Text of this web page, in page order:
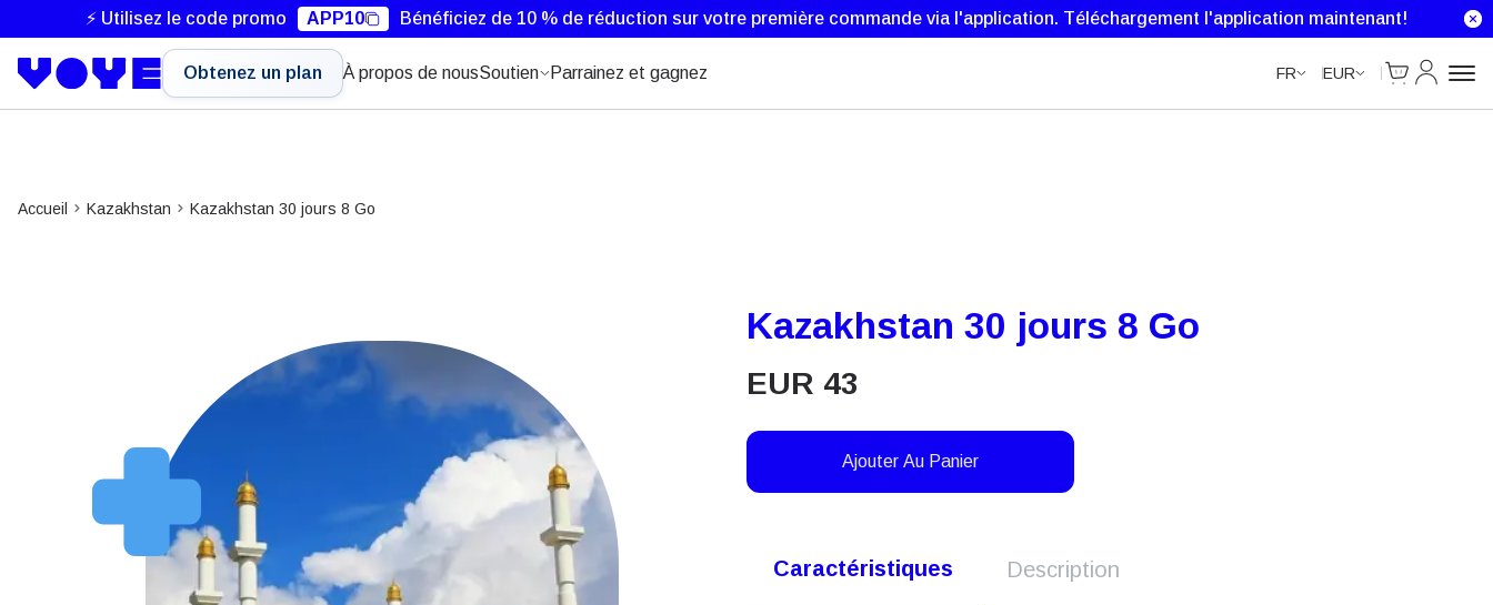
⚡ Utilisez le code promo APP10 Bénéficiez de 10 % de réduction sur votre première commande via l'application. Téléchargement l'application maintenant!
Obtenez un plan À propos de nousSoutien Parrainez et gagnez FR EUR
Cart
Mon
Accueil Kazakhstan Kazakhstan 30 jours 8 Go
Kazakhstan 30 jours 8 Go
EUR 43
Ajouter Au Panier
Caractéristiques Description